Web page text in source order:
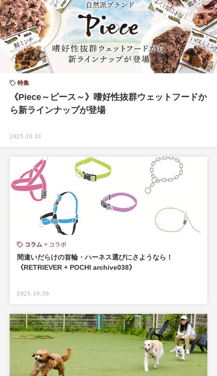
特集
《Piece～ピース～》嗜好性抜群ウェットフードか
ら新ラインナップが登場
2025.10.31
コラム コラボ
間違いだらけの首輪・ハーネス選びにさようなら！
《RETRIEVER + POCHI archive038》
2025.10.30